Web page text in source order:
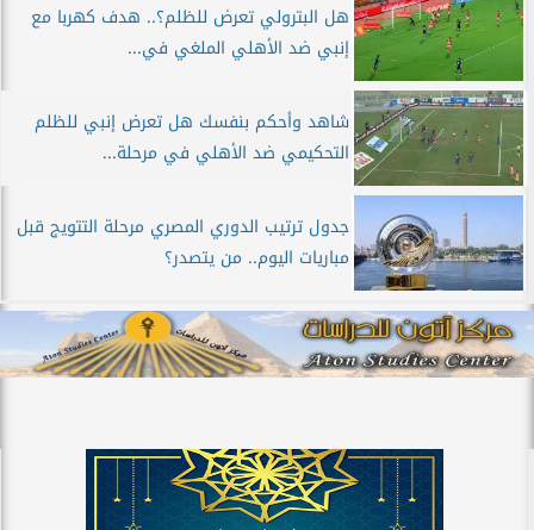
هل البترولي تعرض للظلم؟.. هدف كهربا مع
إنبي ضد الأهلي الملغي في...
شاهد وأحكم بنفسك هل تعرض إنبي للظلم
التحكيمي ضد الأهلي في مرحلة...
جدول ترتيب الدوري المصري مرحلة التتويج قبل
مباريات اليوم.. من يتصدر؟